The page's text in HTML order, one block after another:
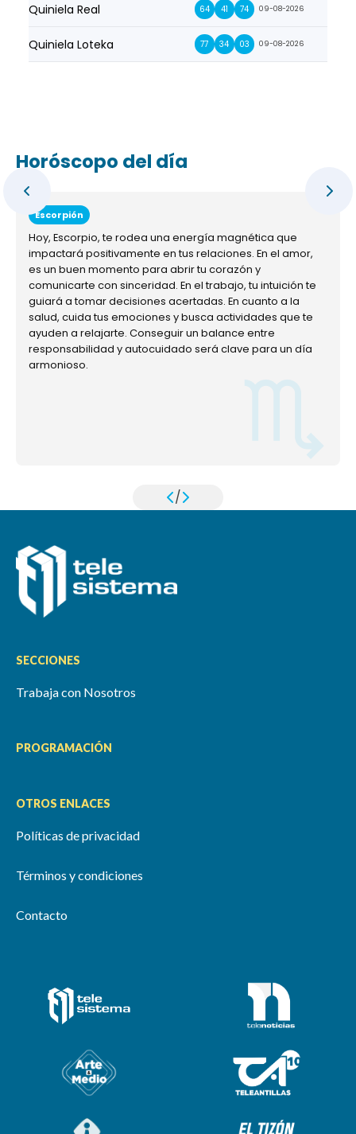
Quiniela Real 64 41 74 09-08-2026
Quiniela Loteka 77 34 03 09-08-2026
Horóscopo del día
Escorpión
Hoy, Escorpio, te rodea una energía magnética que
impactará positivamente en tus relaciones. En el amor,
es un buen momento para abrir tu corazón y
comunicarte con sinceridad. En el trabajo, tu intuición te
guiará a tomar decisiones acertadas. En cuanto a la
salud, cuida tus emociones y busca actividades que te
ayuden a relajarte. Conseguir un balance entre
responsabilidad y autocuidado será clave para un día
armonioso.
/
SECCIONES
Trabaja con Nosotros
PROGRAMACIÓN
OTROS ENLACES
Políticas de privacidad
Términos y condiciones
Contacto